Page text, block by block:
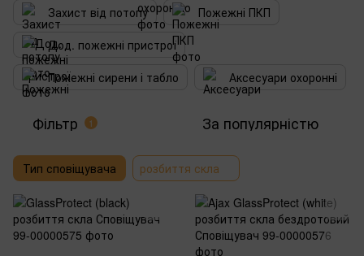
Захист від потопу
Пожежні ПКП
Дод. пожежні пристрої
Пожежні сирени і табло
Аксесуари охоронні
Фільтр 1 За популярністю
Тип сповіщувача розбиття скла